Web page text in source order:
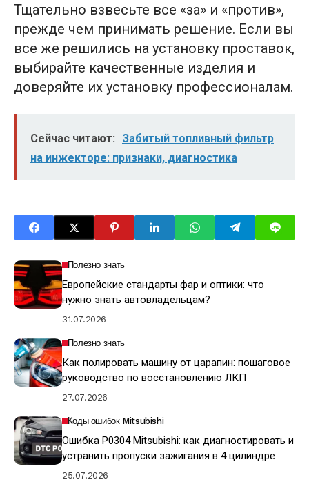
Тщательно взвесьте все «за» и «против»,
прежде чем принимать решение. Если вы
все же решились на установку проставок,
выбирайте качественные изделия и
доверяйте их установку профессионалам.
Сейчас читают:
Забитый топливный фильтр
на инжекторе: признаки, диагностика
Полезно знать
Европейские стандарты фар и оптики: что
нужно знать автовладельцам?
31.07.2026
Полезно знать
Как полировать машину от царапин: пошаговое
руководство по восстановлению ЛКП
27.07.2026
Коды ошибок Mitsubishi
Ошибка P0304 Mitsubishi: как диагностировать и
устранить пропуски зажигания в 4 цилиндре
25.07.2026